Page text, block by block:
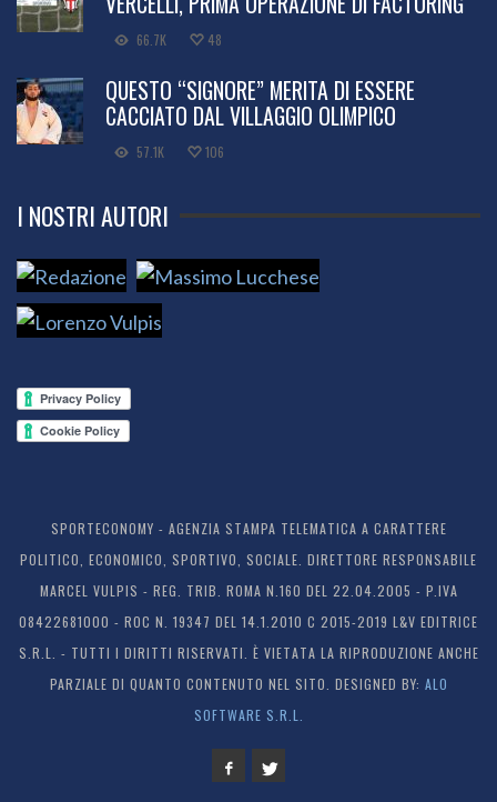
66.7K 48
QUESTO “SIGNORE” MERITA DI ESSERE
CACCIATO DAL VILLAGGIO OLIMPICO
57.1K 106
I NOSTRI AUTORI
SPORTECONOMY - AGENZIA STAMPA TELEMATICA A CARATTERE
POLITICO, ECONOMICO, SPORTIVO, SOCIALE. DIRETTORE RESPONSABILE
MARCEL VULPIS - REG. TRIB. ROMA N.160 DEL 22.04.2005 - P.IVA
08422681000 - ROC N. 19347 DEL 14.1.2010 C 2015-2019 L&V EDITRICE
S.R.L. - TUTTI I DIRITTI RISERVATI. È VIETATA LA RIPRODUZIONE ANCHE
PARZIALE DI QUANTO CONTENUTO NEL SITO. DESIGNED BY: ALO
SOFTWARE S.R.L.